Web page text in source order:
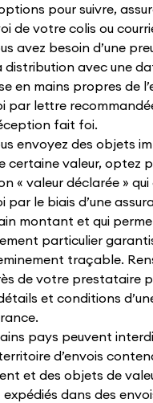
pour suivre,
de votre colis ou
avez besoin d’une
distribution avec une
en mains propres de
par lettre
fait foi.
envoyez des objets
certaine valeur, optez
« valeur déclarée »
par le biais d’une
montant et qui
particulier
traçable.
de votre prestataire
et conditions
pays peuvent
d’envois
et des objets de
dans des